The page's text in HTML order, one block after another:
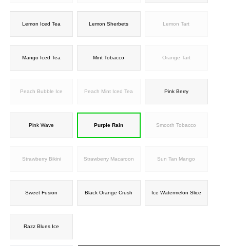
Lemon Iced Tea Lemon Sherbets Lemon Tart
Mango Iced Tea Mint Tobacco Orange Tart
Peach Bubble Ice Peach Mint Iced Tea Pink Berry
Pink Wave Purple Rain Smooth Tobacco
Strawberry Bikini Strawberry Macaroon Sun Tan Mango
Sweet Fusion Black Orange Crush Ice Watermelon Slice
Razz Blues Ice